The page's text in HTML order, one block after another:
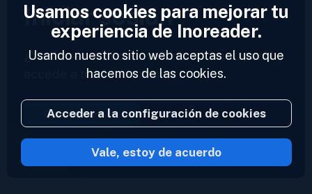
Iniciar sesión
¿Ya tienes una cuenta?Introduce tu perfil y
accede a tus feeds ahora.
Iniciar sesión
2023 © Inoreader
Usamos cookies para mejorar tu
experiencia de Inoreader.
Usando nuestro sitio web aceptas el uso que
hacemos de las cookies.
Acceder a la configuración de cookies
Vale, estoy de acuerdo